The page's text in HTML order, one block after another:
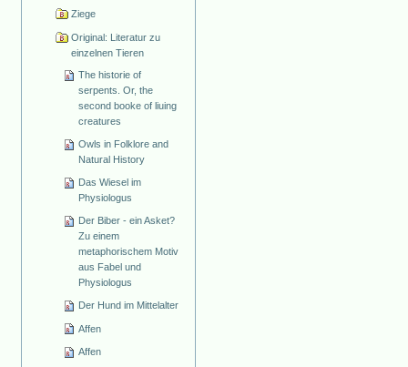
Ziege
Original: Literatur zu
einzelnen Tieren
The historie of
serpents. Or, the
second booke of liuing
creatures
Owls in Folklore and
Natural History
Das Wiesel im
Physiologus
Der Biber - ein Asket?
Zu einem
metaphorischem Motiv
aus Fabel und
Physiologus
Der Hund im Mittelalter
Affen
Affen